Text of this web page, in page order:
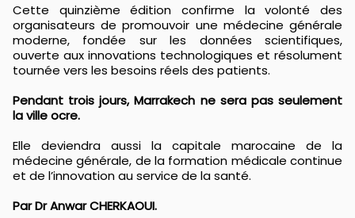
Cette quinzième édition confirme la volonté des
organisateurs de promouvoir une médecine générale
moderne, fondée sur les données scientifiques,
ouverte aux innovations technologiques et résolument
tournée vers les besoins réels des patients.
Pendant trois jours, Marrakech ne sera pas seulement
la ville ocre.
Elle deviendra aussi la capitale marocaine de la
médecine générale, de la formation médicale continue
et de l’innovation au service de la santé.
Par Dr Anwar CHERKAOUI.